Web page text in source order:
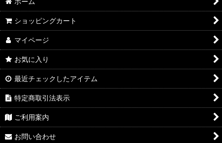
ショッピングカート
マイページ
お気に入り
最近チェックしたアイテム
特定商取引法表示
ご利用案内
お問い合わせ